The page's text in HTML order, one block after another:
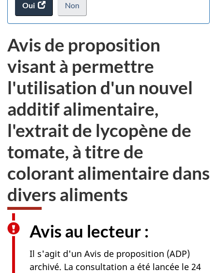
Oui
accéder
au
Non
je
pas
au
sondage
du
site
web,
.
Avis de proposition
visant à permettre
l'utilisation d'un nouvel
additif alimentaire,
l'extrait de lycopène de
tomate, à titre de
colorant alimentaire dans
divers aliments
Avis au lecteur :
Il s'agit d'un Avis de proposition (ADP)
archivé. La consultation a été lancée le 24